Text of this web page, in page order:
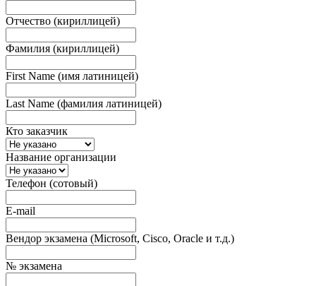
Отчество (кириллицей)
Фамилия (кириллицей)
First Name (имя латиницей)
Last Name (фамилия латиницей)
Кто заказчик
Название организации
Телефон (сотовый)
E-mail
Вендор экзамена (Microsoft, Cisco, Oracle и т.д.)
№ экзамена